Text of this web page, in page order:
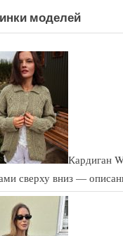
а
и
:
моделей
Кардиган
сверху вниз —